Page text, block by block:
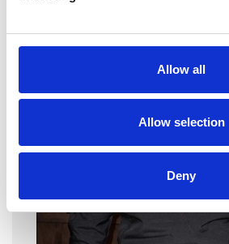
Allow all
Allow selection
Deny